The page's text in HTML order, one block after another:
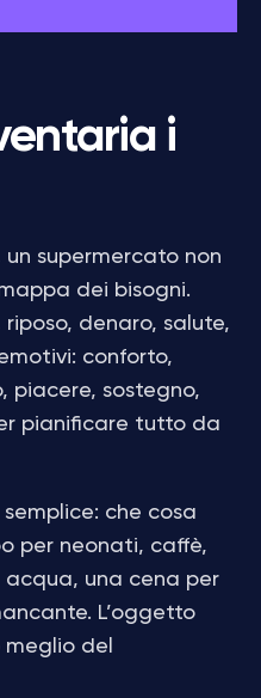
i
supermercato non
dei bisogni.
denaro, salute,
conforto,
piacere, sostegno,
pianificare tutto da
che cosa
per neonati, caffè,
acqua, una cena per
L’oggetto
meglio del